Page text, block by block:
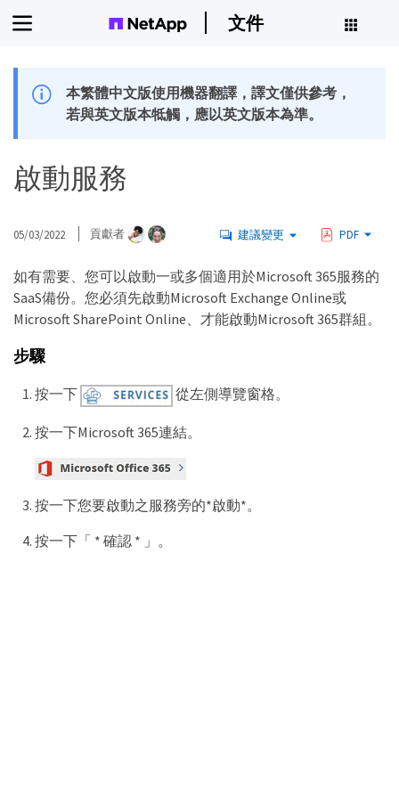
文件
本繁體中文版使用機器翻譯，譯文僅供參考，
若與英文版本牴觸，應以英文版本為準。
啟動服務
05/03/2022 貢獻者 建議變更 PDF
如有需要、您可以啟動一或多個適用於Microsoft 365服務的
SaaS備份。您必須先啟動Microsoft Exchange Online或
Microsoft SharePoint Online、才能啟動Microsoft 365群組。
步驟
按一下 從左側導覽窗格。
按一下Microsoft 365連結。
按一下您要啟動之服務旁的*啟動*。
按一下「 * 確認 * 」。